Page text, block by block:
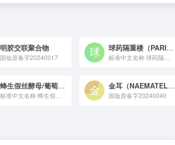
明胶交联聚合物
国妆原备字20240017
球药隔重楼（PARIS FARGESII）根茎提取物
标准中文名称 球药隔重楼（PARIS FARGESII）根茎...
蜂生假丝酵母/葡萄糖/扁核木油发酵产物
标准中文名称 蜂生假丝酵母/葡萄糖/扁核木油发酵产物 备案号...
金耳（NAEMATELIA AURANTIALBA）子实体提取物
国妆原备字20240040